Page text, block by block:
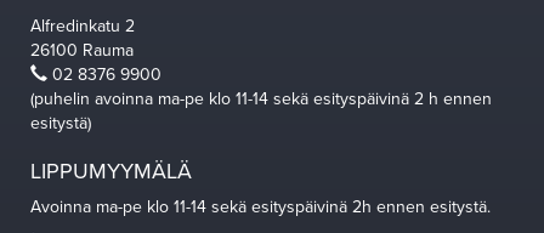
Alfredinkatu 2
26100 Rauma
02 8376 9900
(puhelin avoinna ma-pe klo 11-14 sekä esityspäivinä 2 h ennen
esitystä)
LIPPUMYYMÄLÄ
Avoinna ma-pe klo 11-14 sekä esityspäivinä 2h ennen esitystä.